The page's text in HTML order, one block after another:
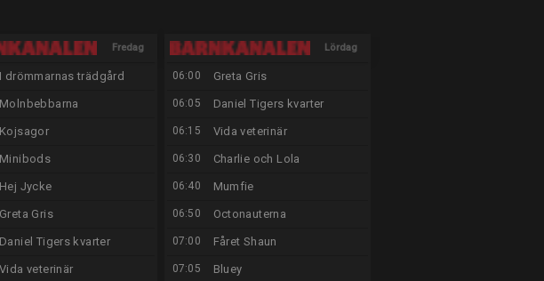
Fredag
14/8
I drömmarnas trädgård
Molnbebbarna
Kojsagor
Minibods
Hej Jycke
Greta Gris
Daniel Tigers kvarter
Vida veterinär
Lördag
06:00 Greta Gris
06:05 Daniel Tigers kvarter
06:15 Vida veterinär
06:30 Charlie och Lola
06:40 Mumfie
06:50 Octonauterna
07:00 Fåret Shaun
07:05 Bluey